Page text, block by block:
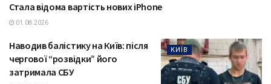
Стала відома вартість нових iPhone
01.08.2026
КИЇВ
Наводив балістику на Київ: після
чергової “розвідки” його
затримала СБУ